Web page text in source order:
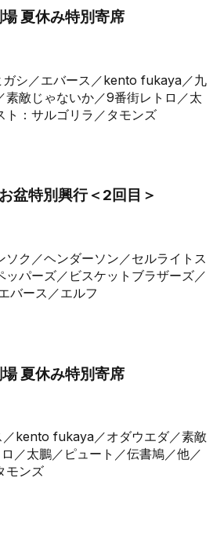
夏休み特別寄席
シ／エバース／kento fukaya／九
素敵じゃないか／9番街レトロ／太
ト：サルゴリラ／タモンズ
盆特別興行＜2回目＞
ソク／ヘンダーソン／セルライトス
パーズ／ビスケットブラザーズ／
バース／エルフ
夏休み特別寄席
／kento fukaya／オダウエダ／素敵
／太鵬／ピュート／伝書鳩／他／
モンズ